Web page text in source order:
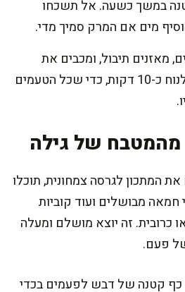
במשך כשעה. אל תשכחו
מים אם המרק סמיך מדי.
מאזנים תיבול, ומכבים את
האש. נותנים למרק לנוח כ-10 דקות, כדי שכל הטעמים
מהמטבח של גילה
המתכון לגרסה צמחונית, תוכלו
מבושלים ועוד קוביות
כרובית. זה יוצא מושלם ומעלה
פעם.
כף קטנה של דבש לפעמים בכדי